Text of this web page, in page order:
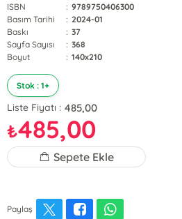
ISBN
: 9789750406300
Basım Tarihi
: 2024-01
Baskı
: 37
Sayfa Sayısı
: 368
Boyut
: 140x210
Stok : 1+
Liste Fiyatı : 485,00
₺485,00
Sepete Ekle
Paylaş